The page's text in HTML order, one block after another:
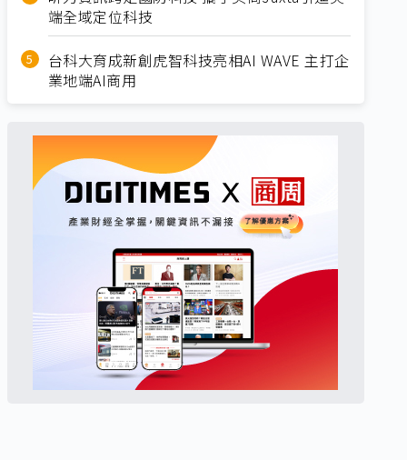
端全域定位科技
台科大育成新創虎智科技亮相AI WAVE 主打企
業地端AI商用